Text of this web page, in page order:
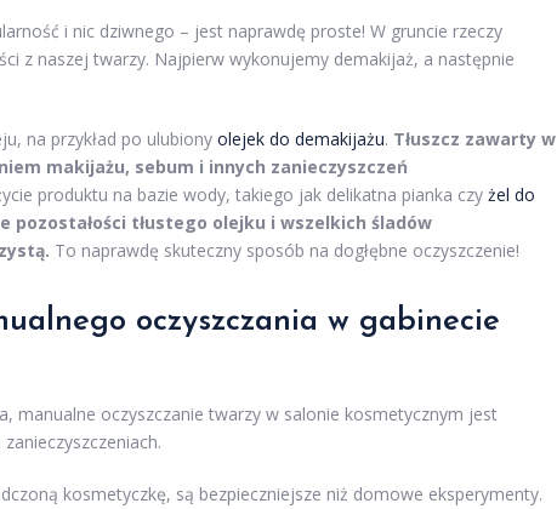
i nic dziwnego – jest naprawdę proste! W gruncie rzeczy
z naszej twarzy. Najpierw wykonujemy demakijaż, a następnie
na przykład po ulubiony olejek do demakijażu. Tłuszcz zawarty w
makijażu, sebum i innych zanieczyszczeń
produktu na bazie wody, takiego jak delikatna pianka czy żel do
pozostałości tłustego olejku i wszelkich śladów
To naprawdę skuteczny sposób na dogłębne oczyszczenie!
oczyszczania w gabinecie
manualne oczyszczanie twarzy w salonie kosmetycznym jest
kosmetyczkę, są bezpieczniejsze niż domowe eksperymenty.